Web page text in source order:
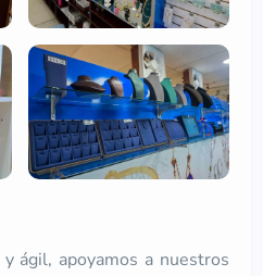
ágil, apoyamos a nuestros